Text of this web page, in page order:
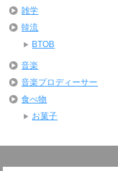
雑学
韓流
BTOB
音楽
音楽プロディーサー
食べ物
お菓子